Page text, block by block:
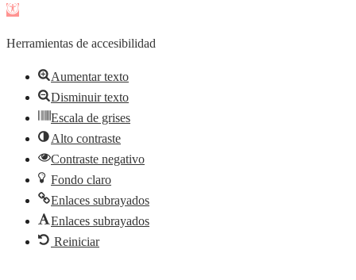
Abrir
de
herramientas
Herramientas de accesibilidad
Aumentar texto
Disminuir texto
Escala de grises
Alto contraste
Contraste negativo
Fondo claro
Enlaces subrayados
Enlaces subrayados
Reiniciar